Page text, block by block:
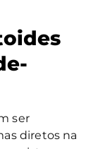
ser
diretos na